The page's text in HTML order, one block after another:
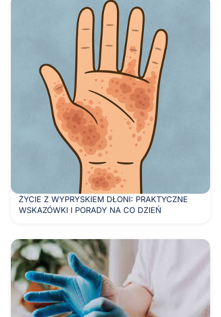
ŻYCIE Z WYPRYSKIEM DŁONI: PRAKTYCZNE
WSKAZÓWKI I PORADY NA CO DZIEŃ